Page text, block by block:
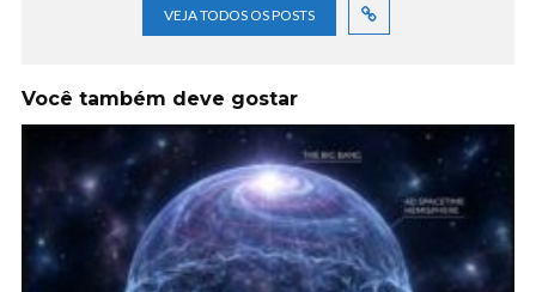
VEJA TODOS OS POSTS
Você também deve gostar